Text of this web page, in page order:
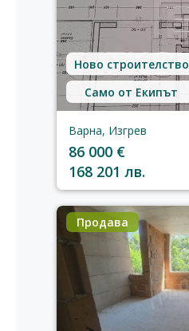
Ново строителство
Само от Екипът
Варна, Изгрев
86 000 €
168 201 лв.
Продава